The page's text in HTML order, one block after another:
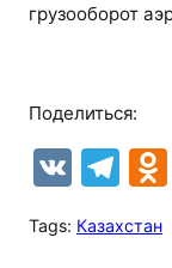
грузооборот
Поделиться:
V
T
e
Tags: Казахстан